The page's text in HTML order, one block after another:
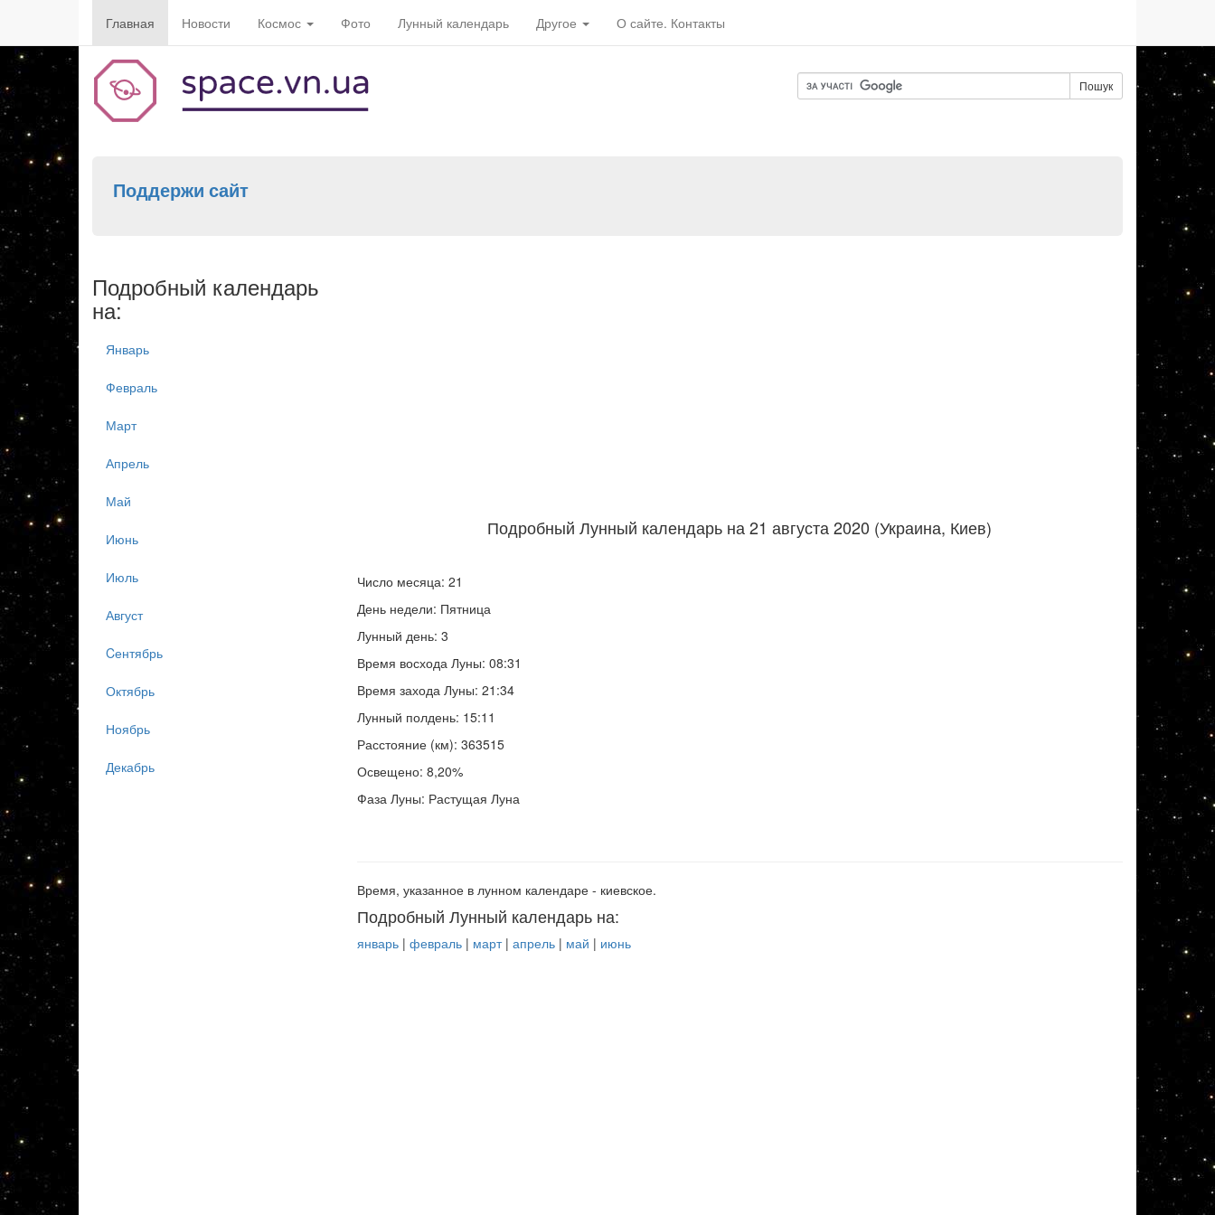
Главная Новости Космос Фото Лунный календарь Другое О сайте. Контакты
Пошук
Поддержи сайт
Подробный Лунный календарь на 21 августа 2020 (Украина, Киев)
Число месяца: 21
День недели: Пятница
Лунный день: 3
Время восхода Луны: 08:31
Время захода Луны: 21:34
Лунный полдень: 15:11
Расстояние (км): 363515
Освещено: 8,20%
Фаза Луны: Растущая Луна
Время, указанное в лунном календаре - киевское.
Подробный Лунный календарь на:
январь| февраль| март| апрель| май | июнь
Подробный календарь
на:
Январь
Февраль
Март
Апрель
Май
Июнь
Июль
Август
Cентябрь
Октябрь
Ноябрь
Декабрь